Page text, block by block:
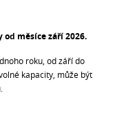
měsíce září 2026.
roku, od září do
kapacity, může být